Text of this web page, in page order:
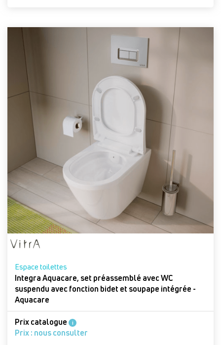
Espace toilettes
Integra Aquacare, set préassemblé avec WC
suspendu avec fonction bidet et soupape intégrée -
Aquacare
Prix catalogue i
Prix : nous consulter